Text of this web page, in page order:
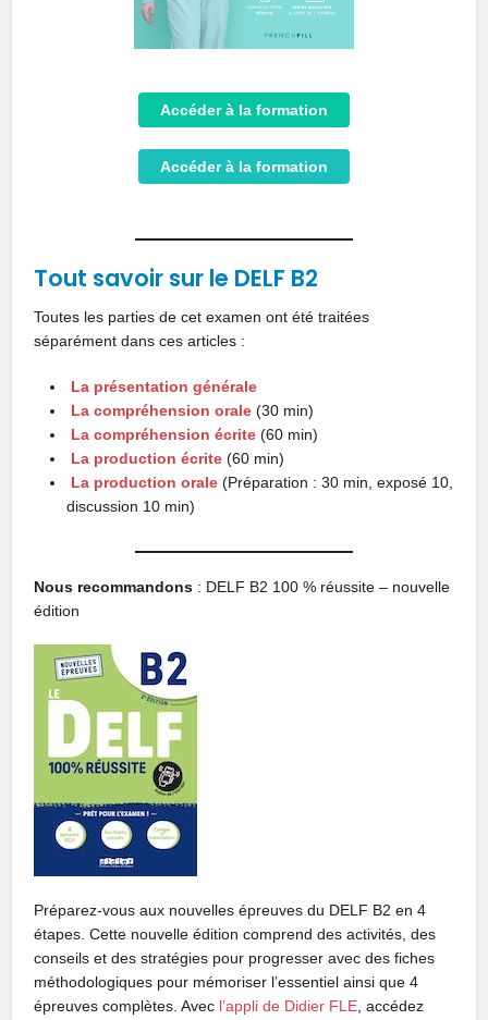
Accéder à la formation
Accéder à la formation
Tout savoir sur le DELF B2
Toutes les parties de cet examen ont été traitées
séparément dans ces articles :
La présentation générale
La compréhension orale (30 min)
La compréhension écrite(60 min)
La production écrite (60 min)
La production orale (Préparation : 30 min, exposé 10,
discussion 10 min)
Nous recommandons : DELF B2 100 % réussite – nouvelle
édition
Préparez-vous aux nouvelles épreuves du DELF B2 en 4
étapes. Cette nouvelle édition comprend des activités, des
conseils et des stratégies pour progresser avec des fiches
méthodologiques pour mémoriser l’essentiel ainsi que 4
épreuves complètes. Avec l’appli de Didier FLE , accédez